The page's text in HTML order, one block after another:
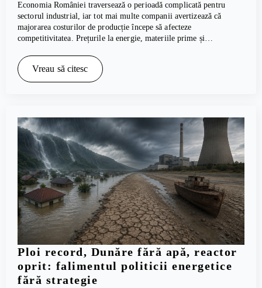
Economia României traversează o perioadă complicată pentru
sectorul industrial, iar tot mai multe companii avertizează că
majorarea costurilor de producție începe să afecteze
competitivitatea. Prețurile la energie, materiile prime și…
Vreau să citesc
Ploi record, Dunăre fără apă, reactor
oprit: falimentul politicii energetice
fără strategie